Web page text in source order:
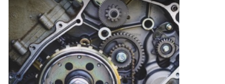
Automezzi Commerciali all'asta a Padova
Villa del Conte (Padova)
Offerta minima
2.500 €
Codice asta:BN593577
Asta chiusa